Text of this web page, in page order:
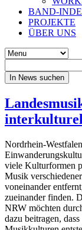
BAND-
PROJEKTE
ÜBER UNS
In News suchen
Nordrhein-
viele Kulturformen
Musik
voneinander
zueinander finden.
NRW möchten
dazu beitragen,